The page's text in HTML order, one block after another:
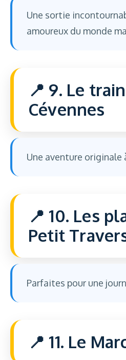
Une sortie
amoureux du monde
9. Le
Cévennes
Une aventure originale
10. Les
Petit
Parfaites pour une
11. Le